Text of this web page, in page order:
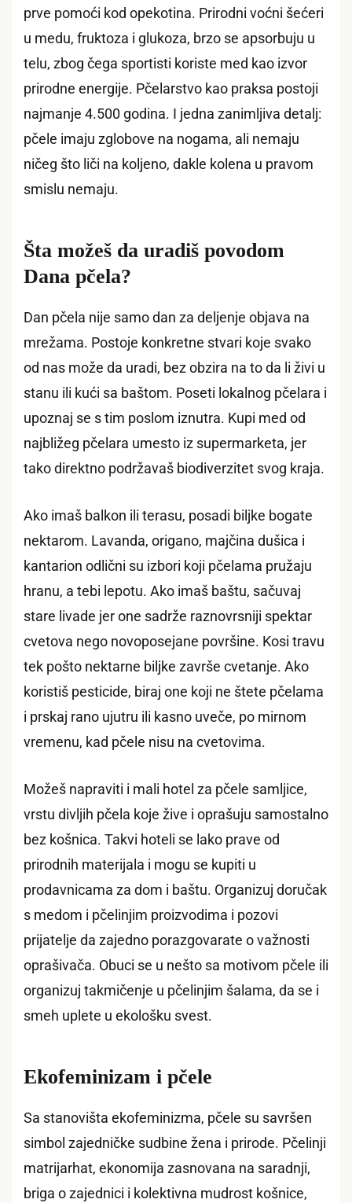
prve pomoći kod opekotina. Prirodni voćni šećeri
u medu, fruktoza i glukoza, brzo se apsorbuju u
telu, zbog čega sportisti koriste med kao izvor
prirodne energije. Pčelarstvo kao praksa postoji
najmanje 4.500 godina. I jedna zanimljiva detalj:
pčele imaju zglobove na nogama, ali nemaju
ničeg što liči na koljeno, dakle kolena u pravom
smislu nemaju.
Šta možeš da uradiš povodom
Dana pčela?
Dan pčela nije samo dan za deljenje objava na
mrežama. Postoje konkretne stvari koje svako
od nas može da uradi, bez obzira na to da li živi u
stanu ili kući sa baštom. Poseti lokalnog pčelara i
upoznaj se s tim poslom iznutra. Kupi med od
najbližeg pčelara umesto iz supermarketa, jer
tako direktno podržavaš biodiverzitet svog kraja.
Ako imaš balkon ili terasu, posadi biljke bogate
nektarom. Lavanda, origano, majčina dušica i
kantarion odlični su izbori koji pčelama pružaju
hranu, a tebi lepotu. Ako imaš baštu, sačuvaj
stare livade jer one sadrže raznovrsniji spektar
cvetova nego novoposejane površine. Kosi travu
tek pošto nektarne biljke završe cvetanje. Ako
koristiš pesticide, biraj one koji ne štete pčelama
i prskaj rano ujutru ili kasno uveče, po mirnom
vremenu, kad pčele nisu na cvetovima.
Možeš napraviti i mali hotel za pčele samljice,
vrstu divljih pčela koje žive i oprašuju samostalno
bez košnica. Takvi hoteli se lako prave od
prirodnih materijala i mogu se kupiti u
prodavnicama za dom i baštu. Organizuj doručak
s medom i pčelinjim proizvodima i pozovi
prijatelje da zajedno porazgovarate o važnosti
oprašivača. Obuci se u nešto sa motivom pčele ili
organizuj takmičenje u pčelinjim šalama, da se i
smeh uplete u ekološku svest.
Ekofeminizam i pčele
Sa stanovišta ekofeminizma, pčele su savršen
simbol zajedničke sudbine žena i prirode. Pčelinji
matrijarhat, ekonomija zasnovana na saradnji,
briga o zajednici i kolektivna mudrost košnice,